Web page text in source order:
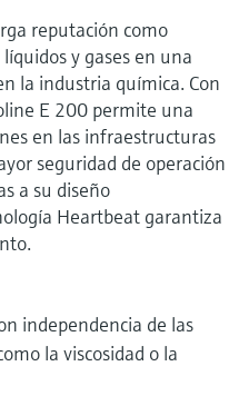
reputación como
y gases en una
la industria química. Con
E 200 permite una
en las infraestructuras
seguridad de operación
a su diseño
Heartbeat garantiza
independencia de las
la viscosidad o la